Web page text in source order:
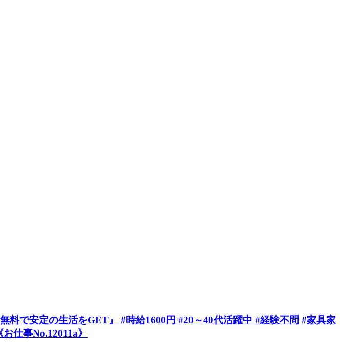
で安定の生活をGET』 #時給1600円 #20～40代活躍中 #経験不問 #家具家
仕事No.12011a》